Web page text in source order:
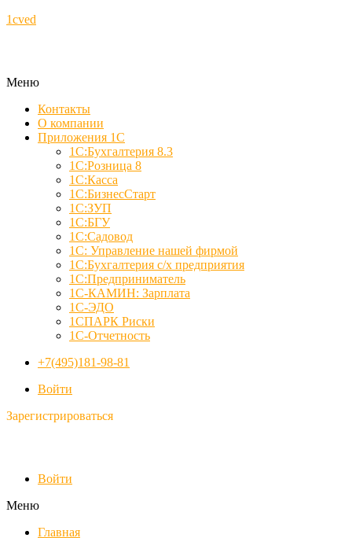
1cved
Меню
Контакты
О компании
Приложения 1С
1С:Бухгалтерия 8.3
1С:Розница 8
1С:Касса
1С:БизнесСтарт
1С:ЗУП
1С:БГУ
1С:Садовод
1С: Управление нашей фирмой
1С:Бухгалтерия с/х предприятия
1С:Предприниматель
1С-КАМИН: Зарплата
1С-ЭДО
1СПАРК Риски
1С-Отчетность
+7(495)181-98-81
Войти
Зарегистрироваться
Войти
Меню
Главная